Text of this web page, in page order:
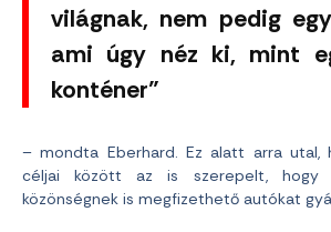
világnak, nem pedig
ami úgy néz ki, mint
konténer”
– mondta Eberhard. Ez alatt arra utal,
céljai között az is szerepelt, hogy
közönségnek is megfizethető autókat